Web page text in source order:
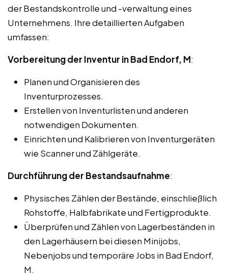
der Bestandskontrolle und -verwaltung eines
Unternehmens. Ihre detaillierten Aufgaben
umfassen:
Vorbereitung der Inventur in Bad Endorf, M:
Planen und Organisieren des
Inventurprozesses.
Erstellen von Inventurlisten und anderen
notwendigen Dokumenten.
Einrichten und Kalibrieren von Inventurgeräten
wie Scanner und Zählgeräte.
Durchführung der Bestandsaufnahme:
Physisches Zählen der Bestände, einschließlich
Rohstoffe, Halbfabrikate und Fertigprodukte.
Überprüfen und Zählen von Lagerbeständen in
den Lagerhäusern bei diesen Minijobs,
Nebenjobs und temporäre Jobs in Bad Endorf,
M.